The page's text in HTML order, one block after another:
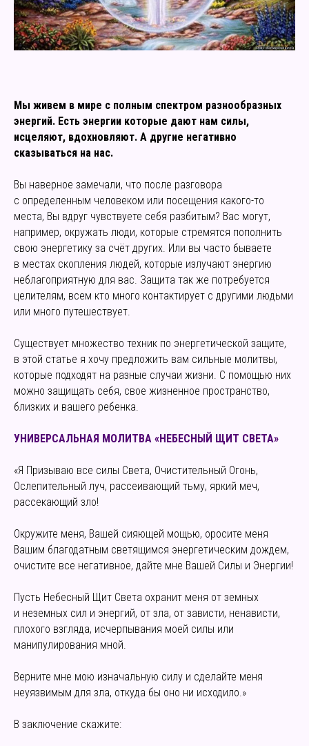
Мы живем в мире с полным спектром разнообразных
энергий. Есть энергии которые дают нам силы,
исцеляют, вдохновляют. А другие негативно
сказываться на нас.
Вы наверное замечали, что после разговора
с определенным человеком или посещения какого-то
места, Вы вдруг чувствуете себя разбитым? Вас могут,
например, окружать люди, которые стремятся пополнить
свою энергетику за счёт других. Или вы часто бываете
в местах скопления людей, которые излучают энергию
неблагоприятную для вас. Защита так же потребуется
целителям, всем кто много контактирует с другими людьми
или много путешествует.
Существует множество техник по энергетической защите,
в этой статье я хочу предложить вам сильные молитвы,
которые подходят на разные случаи жизни. С помощью них
можно защищать себя, свое жизненное пространство,
близких и вашего ребенка.
УНИВЕРСАЛЬНАЯ МОЛИТВА «НЕБЕСНЫЙ ЩИТ СВЕТА»
«Я Призываю все силы Света, Очистительный Огонь,
Ослепительный луч, рассеивающий тьму, яркий меч,
рассекающий зло!
Окружите меня, Вашей сияющей мощью, оросите меня
Вашим благодатным светящимся энергетическим дождем,
очистите все негативное, дайте мне Вашей Силы и Энергии!
Пусть Небесный Щит Света охранит меня от земных
и неземных сил и энергий, от зла, от зависти, ненависти,
плохого взгляда, исчерпывания моей силы или
манипулирования мной.
Верните мне мою изначальную силу и сделайте меня
неуязвимым для зла, откуда бы оно ни исходило.»
В заключение скажите: